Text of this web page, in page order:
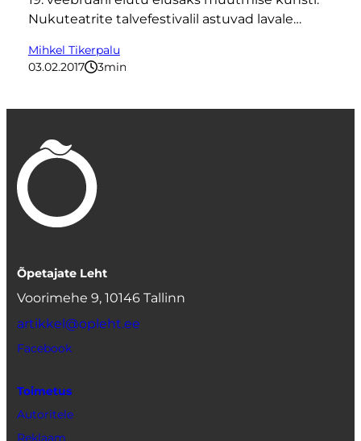
Nukuteatrite talvefestivalil astuvad lavale…
Mihkel Tikerpalu
03.02.2017
3minutit
Õpetajate Leht
Voorimehe 9, 10146 Tallinn
artikkel@opleht.ee
Facebook
Toimetus
Autoritele
Reklaam